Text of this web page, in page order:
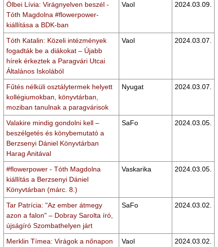
Ölbei Lívia: Virágnyelven beszél -
Tóth Magdolna #flowerpower-
kiállítása a BDK-ban
Vaol 2024.03.09.
Tóth Katalin: Közeli intézmények
fogadták be a diákokat – Újabb
hírek érkeztek a Paragvári Utcai
Általános Iskolából
Vaol 2024.03.07.
Fűtés nélküli osztálytermek helyett
kollégiumokban, könyvtárban,
moziban tanulnak a paragvárisok
Nyugat 2024.03.07.
Valakire mindig gondolni kell –
beszélgetés és könybemutató a
Berzsenyi Dániel Könyvtárban
Harag Anitával
SaFo 2024.03.05.
#flowerpower - Tóth Magdolna
kiállítás a Berzsenyi Dániel
Könyvtárban (márc. 8.)
Vaskarika 2024.03.05.
Tar Patrícia: "Az ember átmegy
azon a falon" – Dobray Sarolta író,
újságíró Szombathelyen járt
SaFo 2024.03.02.
Merklin Tímea: Virágok a nőnapon
Vaol 2024.03.02.